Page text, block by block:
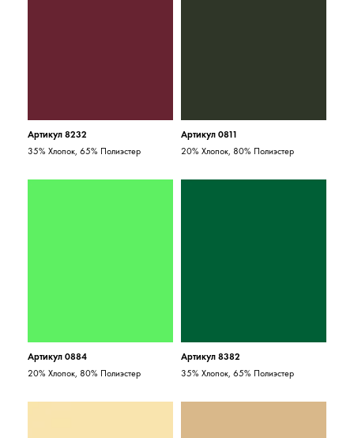
Артикул 8232
35% Хлопок, 65% Полиэстер
Артикул 0811
20% Хлопок, 80% Полиэстер
Артикул 0884
20% Хлопок, 80% Полиэстер
Артикул 8382
35% Хлопок, 65% Полиэстер